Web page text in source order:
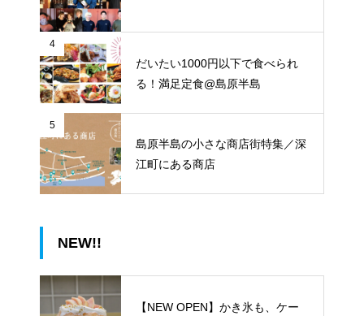
4
だいたい1000円以下で食べられ
る！満足定食@島原半島
5
島原半島の小さな商店街特集／深
江町にある商店
NEW!!
【NEW OPEN】かき氷も、ケー